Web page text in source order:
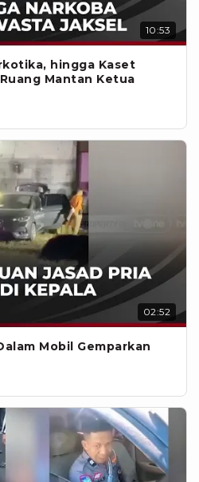
10:53
hingga Kaset
Mantan Ketua
02:52
Mobil Gemparkan